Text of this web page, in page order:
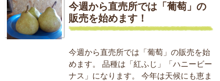
今週から直売所では「葡萄」の
販売を始めます！
今週から直売所では「葡萄」の販売を始
めます。 品種は「紅ふじ」「ハニービー
ナス」になります。 今年は天候にも恵ま